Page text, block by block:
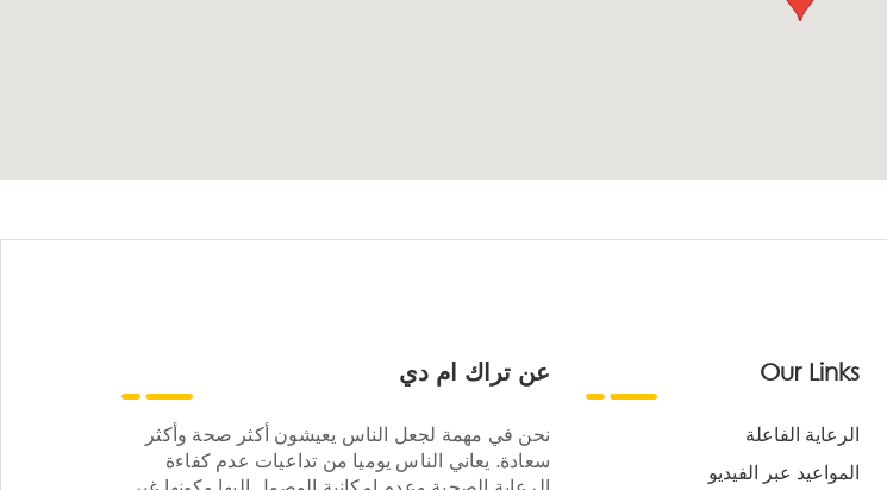
عن تراك ام دي
نحن في مهمة لجعل الناس يعيشون أكثر صحة وأكثر
سعادة. يعاني الناس يوميا من تداعيات عدم كفاءة
Our Links
الرعاية الفاعلة
المواعيد عبر الفيديو